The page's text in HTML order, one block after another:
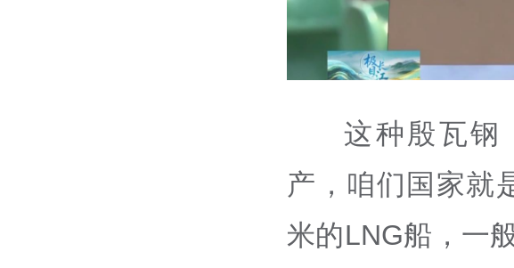
这种殷瓦钢
产，咱们国家就
米的LNG船，一